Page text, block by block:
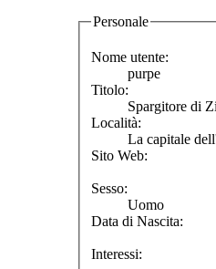
Personale
Nome utente:
purpe
Titolo:
Spargitore di
Località:
La capitale
Sito Web:
Sesso:
Uomo
Data di Nascita:
Interessi: